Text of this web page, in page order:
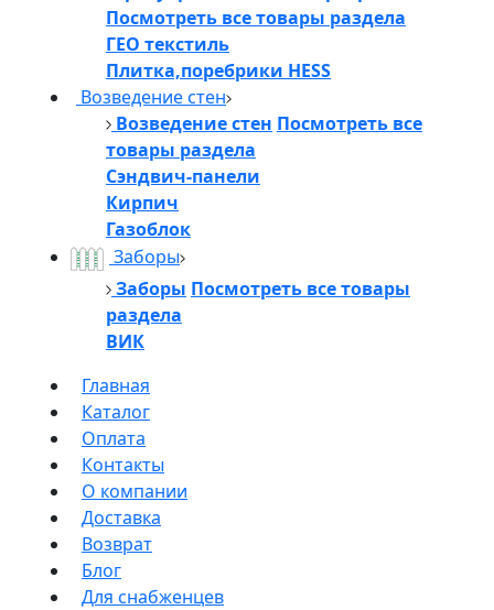
Посмотреть все товары раздела
ГЕО текстиль
Плитка,поребрики HESS
Возведение стен
Возведение стен Посмотреть все
товары раздела
Сэндвич-панели
Кирпич
Газоблок
Заборы
Заборы Посмотреть все товары
раздела
ВИК
Главная
Каталог
Оплата
Контакты
О компании
Доставка
Возврат
Блог
Для снабженцев